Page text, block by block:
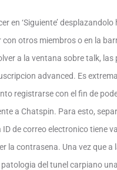
en ‘Siguiente’ desplazandolo
otros miembros o en la
a la ventana sobre talk, las
advanced. Es
registrarse con el fin de
a Chatspin. Para esto,
de correo electronico tiene
la contrasena. Una vez que a
del tunel carpiano